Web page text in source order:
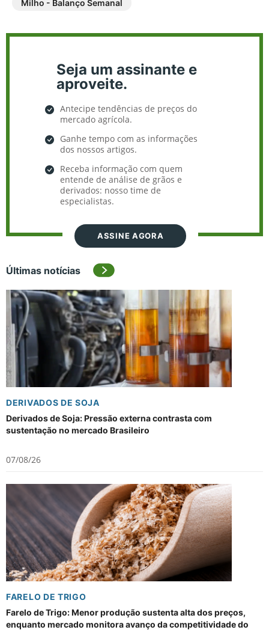
Milho - Balanço Semanal
Seja um assinante e
aproveite.
Antecipe tendências de preços do
mercado agrícola.
Ganhe tempo com as informações
dos nossos artigos.
Receba informação com quem
entende de análise de grãos e
derivados: nosso time de
especialistas.
ASSINE AGORA
Últimas notícias
DERIVADOS DE SOJA
Derivados de Soja: Pressão externa contrasta com
sustentação no mercado Brasileiro
07/08/26
FARELO DE TRIGO
Farelo de Trigo: Menor produção sustenta alta dos preços,
enquanto mercado monitora avanço da competitividade do